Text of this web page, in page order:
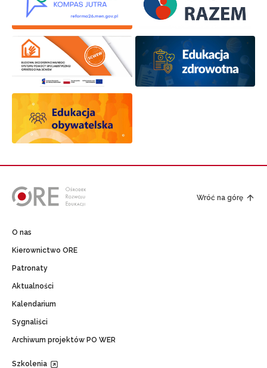
Wróć na górę
O nas
Kierownictwo ORE
Patronaty
Aktualności
Kalendarium
Sygnaliści
Archiwum projektów PO WER
Szkolenia